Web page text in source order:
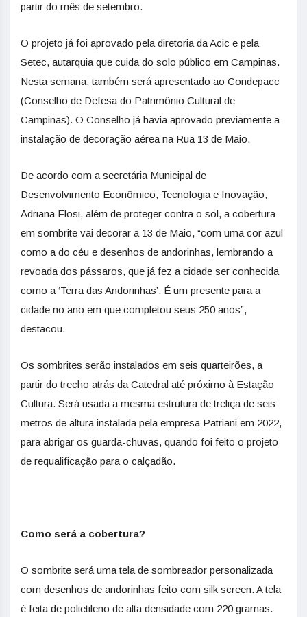
partir do mês de setembro.
O projeto já foi aprovado pela diretoria da Acic e pela
Setec, autarquia que cuida do solo público em Campinas.
Nesta semana, também será apresentado ao Condepacc
(Conselho de Defesa do Patrimônio Cultural de
Campinas). O Conselho já havia aprovado previamente a
instalação de decoração aérea na Rua 13 de Maio.
De acordo com a secretária Municipal de
Desenvolvimento Econômico, Tecnologia e Inovação,
Adriana Flosi, além de proteger contra o sol, a cobertura
em sombrite vai decorar a 13 de Maio, “com uma cor azul
como a do céu e desenhos de andorinhas, lembrando a
revoada dos pássaros, que já fez a cidade ser conhecida
como a ‘Terra das Andorinhas’. É um presente para a
cidade no ano em que completou seus 250 anos”,
destacou.
Os sombrites serão instalados em seis quarteirões, a
partir do trecho atrás da Catedral até próximo à Estação
Cultura. Será usada a mesma estrutura de treliça de seis
metros de altura instalada pela empresa Patriani em 2022,
para abrigar os guarda-chuvas, quando foi feito o projeto
de requalificação para o calçadão.
Como será a cobertura?
O sombrite será uma tela de sombreador personalizada
com desenhos de andorinhas feito com silk screen. A tela
é feita de polietileno de alta densidade com 220 gramas.